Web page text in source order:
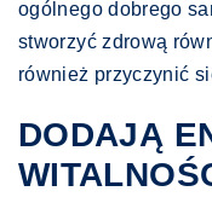
ogólnego dobrego
stworzyć zdrową
również przyczynić
DODAJĄ